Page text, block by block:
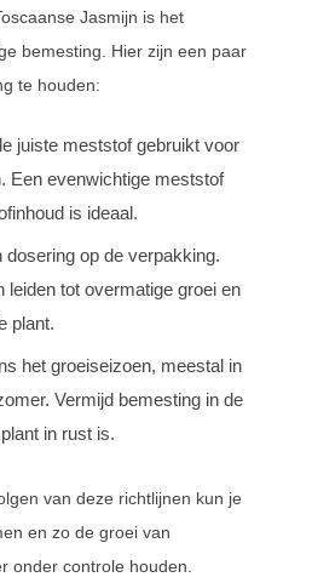
Jasmijn is het
bemesting. Hier zijn een paar
te houden:
juiste meststof gebruikt voor
Een evenwichtige meststof
is ideaal.
dosering op de verpakking.
leiden tot overmatige groei en
plant.
het groeiseizoen, meestal in
Vermijd bemesting in de
in rust is.
van deze richtlijnen kun je
en zo de groei van
onder controle houden.